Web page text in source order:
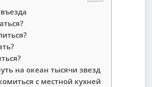
на океан тысячи звезд
с местной кухней